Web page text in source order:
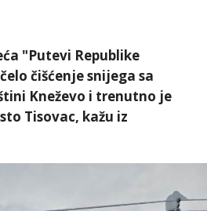
"Putevi Republike
čišćenje snijega sa
Kneževo i trenutno je
Tisovac, kažu iz